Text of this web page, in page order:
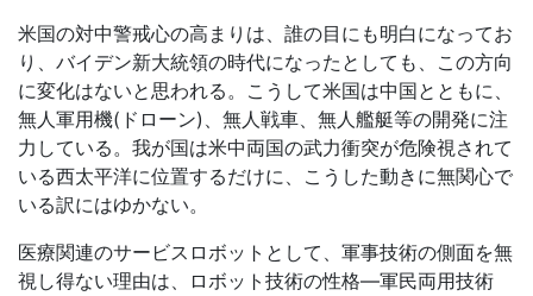
米国の対中警戒心の高まりは、誰の目にも明白になってお
り、バイデン新大統領の時代になったとしても、この方向
に変化はないと思われる。こうして米国は中国とともに、
無人軍用機( ドローン) 、無人戦車、無人艦艇等の開発に注
力している。我が国は米中両国の武力衝突が危険視されて
いる西太平洋に位置するだけに、こうした動きに無関心で
いる訳にはゆかない。
医療関連のサービスロボットとして、軍事技術の側面を無
視し得ない理由は、ロボット技術の性格—軍民両用技術